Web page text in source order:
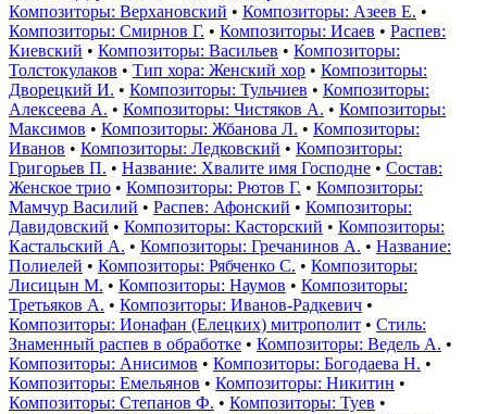
Композиторы: Верхановский • Композиторы: Азеев Е. •
Композиторы: Смирнов Г. • Композиторы: Исаев • Распев:
Киевский • Композиторы: Васильев • Композиторы:
Толстокулаков • Тип хора: Женский хор • Композиторы:
Дворецкий И. • Композиторы: Тульчиев • Композиторы:
Алексеева А. • Композиторы: Чистяков А. • Композиторы:
Максимов • Композиторы: Жбанова Л. • Композиторы:
Иванов • Композиторы: Ледковский • Композиторы:
Григорьев П. • Название: Хвалите имя Господне • Состав:
Женское трио • Композиторы: Рютов Г. • Композиторы:
Мамчур Василий • Распев: Афонский • Композиторы:
Давидовский • Композиторы: Касторский • Композиторы:
Кастальский А. • Композиторы: Гречанинов А. • Название:
Полиелей • Композиторы: Рябченко С. • Композиторы:
Лисицын М. • Композиторы: Наумов • Композиторы:
Третьяков А. • Композиторы: Иванов-Радкевич •
Композиторы: Ионафан (Елецких) митрополит • Стиль:
Знаменный распев в обработке • Композиторы: Ведель А. •
Композиторы: Анисимов • Композиторы: Богодаева Н. •
Композиторы: Емельянов • Композиторы: Никитин •
Композиторы: Степанов Ф. • Композиторы: Туев •